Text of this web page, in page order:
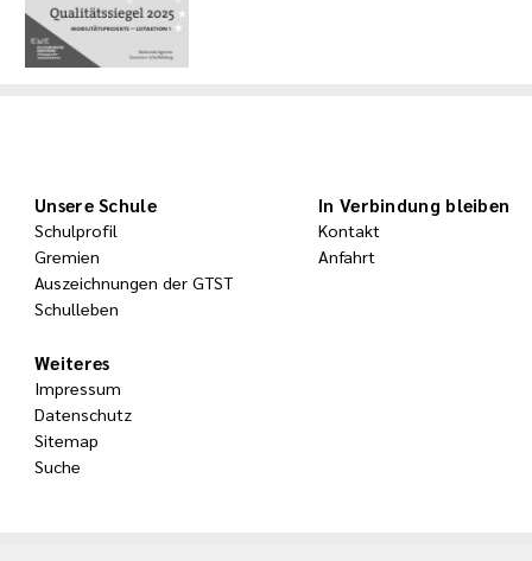
Unsere Schule
Schulprofil
Gremien
Auszeichnungen der GTST
Schulleben
In Verbindung bleiben
Kontakt
Anfahrt
Weiteres
Impressum
Datenschutz
Sitemap
Suche